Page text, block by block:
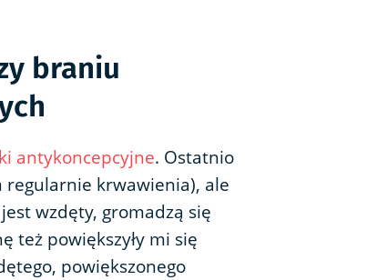
braniu
antykoncepcyjne. Ostatnio
regularnie krwawienia), ale
wzdęty, gromadzą się
też powiększyły mi się
powiększonego